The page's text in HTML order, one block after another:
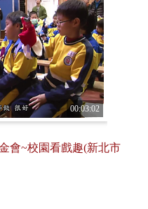
00:03:02
會~校園看戲趣(新北市